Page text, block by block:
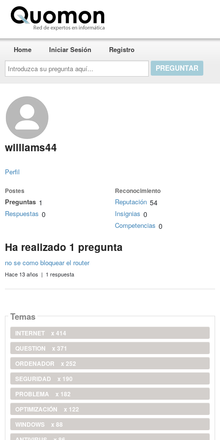
Introduzca
su
pregunta
aquí...
Home Iniciar Sesión Registro
williams44
Perfil
Postes
Preguntas 1
Respuestas 0
Reconocimiento
Reputación 54
Insignias 0
Competencias 0
Ha realizado 1 pregunta
no se como bloquear el router
Hace 13 años | 1 respuesta
Temas
INTERNET
x 414
QUESTION
x 371
ORDENADOR
x 252
SEGURIDAD
x 190
PROBLEMA
x 182
OPTIMIZACIÓN
x 122
WINDOWS
x 88